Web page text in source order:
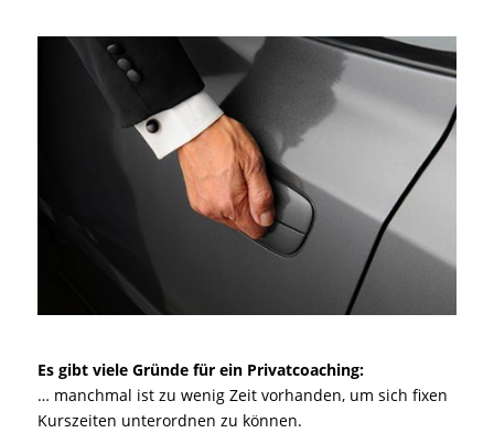
Es gibt viele Gründe für ein Privatcoaching:
… manchmal ist zu wenig Zeit vorhanden, um sich fixen
Kurszeiten unterordnen zu können.